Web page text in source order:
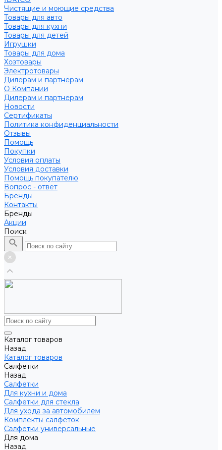
Чистящие и моющие средства
Товары для авто
Товары для кухни
Товары для детей
Игрушки
Товары для дома
Хозтовары
Электротовары
Дилерам и партнерам
О Компании
Дилерам и партнерам
Новости
Сертификаты
Политика конфиденциальности
Отзывы
Помощь
Покупки
Условия оплаты
Условия доставки
Помощь покупателю
Вопрос - ответ
Бренды
Контакты
Бренды
Акции
Поиск
Каталог товаров
Назад
Каталог товаров
Салфетки
Назад
Салфетки
Для кухни и дома
Салфетки для стекла
Для ухода за автомобилем
Комплекты салфеток
Салфетки универсальные
Для дома
Назад